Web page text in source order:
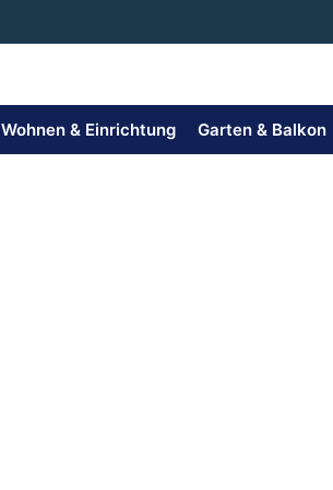
Wohnen & Einrichtung Garten & Balkon